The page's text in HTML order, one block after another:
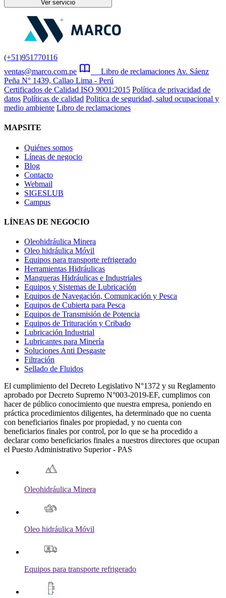
Ver servicio
(+51)951770116
ventas@marco.com.pe
Libro de reclamaciones Av. Sáenz
Peña N° 1439, Callao Lima - Perú
Certificados de Calidad ISO 9001:2015 Política de privacidad de
datos Políticas de calidad Politica de seguridad, salud ocupacional y
medio ambiente Libro de reclamaciones
MAPSITE
Quiénes somos
Líneas de negocio
Blog
Contacto
Webmail
SIGESLUB
Campus
LÍNEAS DE NEGOCIO
Oleohidráulica Minera
Oleo hidráulica Móvil
Equipos para transporte refrigerado
Herramientas Hidráulicas
Mangueras Hidráulicas e Industriales
Equipos y Sistemas de Lubricación
Equipos de Navegación, Comunicación y Pesca
Equipos de Cubierta para Pesca
Equipos de Transmisión de Potencia
Equipos de Trituración y Cribado
Lubricación Industrial
Lubricantes para Minería
Soluciones Anti Desgaste
Filtración
Sellado de Fluidos
El cumplimiento del Decreto Legislativo N°1372 y su Reglamento
aprobado por Decreto Supremo N°003-2019-EF, cumplimos con
hacer de público conocimiento que nuestra empresa, poniendo en
práctica procedimientos diligentes, ha determinado que no cuenta
con beneficiarios finales por propiedad, y no cuenta con
beneficiarios finales por control, por lo que se ha procedido a
declarar como beneficiarios finales a nuestros directores que ocupan
el Puesto Administrativo Superior - PAS
Oleohidráulica Minera
Oleo hidráulica Móvil
Equipos para transporte refrigerado